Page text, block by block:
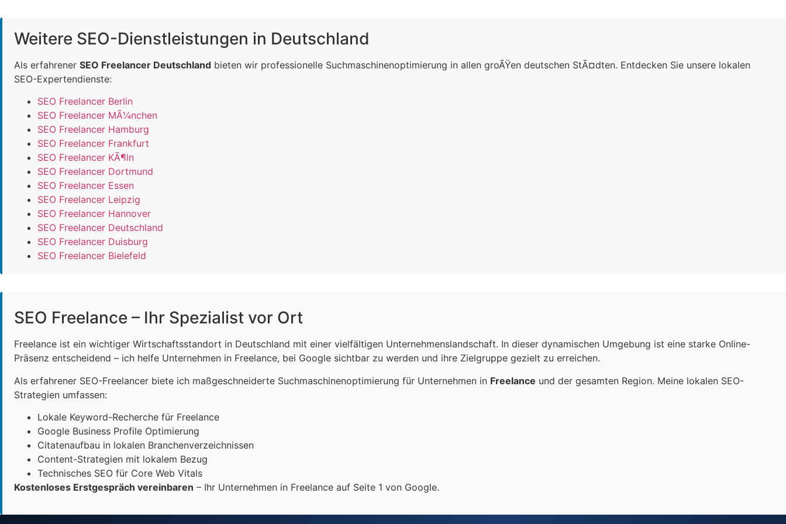
Weitere SEO-Dienstleistungen in Deutschland
Als erfahrener SEO Freelancer Deutschland bieten wir professionelle Suchmaschinenoptimierung in allen groÃŸen deutschen StÃ¤dten. Entdecken Sie unsere lokalen
SEO-Expertendienste:
SEO Freelancer Berlin
SEO Freelancer MÃ¼nchen
SEO Freelancer Hamburg
SEO Freelancer Frankfurt
SEO Freelancer KÃ¶ln
SEO Freelancer Dortmund
SEO Freelancer Essen
SEO Freelancer Leipzig
SEO Freelancer Hannover
SEO Freelancer Deutschland
SEO Freelancer Duisburg
SEO Freelancer Bielefeld
SEO Freelance – Ihr Spezialist vor Ort
Freelance ist ein wichtiger Wirtschaftsstandort in Deutschland mit einer vielfältigen Unternehmenslandschaft. In dieser dynamischen Umgebung ist eine starke Online-
Präsenz entscheidend – ich helfe Unternehmen in Freelance, bei Google sichtbar zu werden und ihre Zielgruppe gezielt zu erreichen.
Als erfahrener SEO-Freelancer biete ich maßgeschneiderte Suchmaschinenoptimierung für Unternehmen in Freelance und der gesamten Region. Meine lokalen SEO-
Strategien umfassen:
Lokale Keyword-Recherche für Freelance
Google Business Profile Optimierung
Citatenaufbau in lokalen Branchenverzeichnissen
Content-Strategien mit lokalem Bezug
Technisches SEO für Core Web Vitals
Kostenloses Erstgespräch vereinbaren – Ihr Unternehmen in Freelance auf Seite 1 von Google.